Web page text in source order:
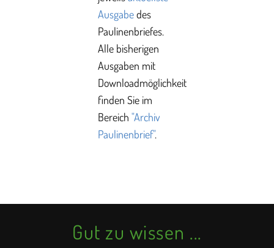
Ausgabedes
Paulinenbriefes.
Alle bisherigen
Ausgaben mit
Downloadmöglichkeit
finden Sie im
Bereich "Archiv
Paulinenbrief".
Gut zu wissen ...